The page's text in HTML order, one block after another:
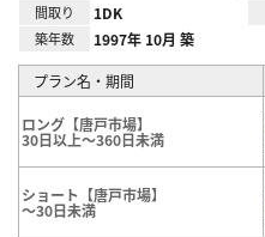
間取り 1DK
築年数 1997年 10月 築
プラン名・期間
ロング【唐戸市場】
30日以上～360日未満
ショート【唐戸市場】
～30日未満